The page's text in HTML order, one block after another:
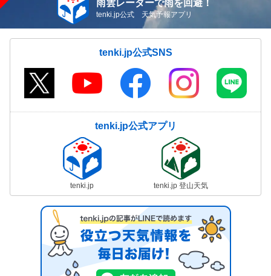
雨雲レーダーで雨を回避！
tenki.jp公式 天気予報アプリ
tenki.jp公式SNS
tenki.jp公式アプリ
tenki.jp tenki.jp 登山天気